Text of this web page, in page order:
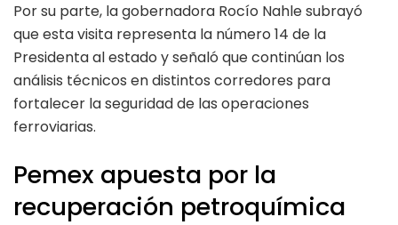
Por su parte, la gobernadora Rocío Nahle subrayó
que esta visita representa la número 14 de la
Presidenta al estado y señaló que continúan los
análisis técnicos en distintos corredores para
fortalecer la seguridad de las operaciones
ferroviarias.
Pemex apuesta por la
recuperación petroquímica